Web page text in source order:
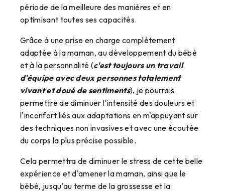
période de la meilleure des manières et en
optimisant toutes ses capacités.
Grâce à une prise en charge complètement
adaptée à la maman, au développement du bébé
et à la personnalité (c'est toujours un travail
d'équipe avec deux personnes totalement
vivant et doué de sentiments), je pourrais
permettre de diminuer l'intensité des douleurs et
l'inconfort liés aux adaptations en m'appuyant sur
des techniques non invasives et avec une écoutée
du corps la plus précise possible.
Cela permettra de diminuer le stress de cette belle
expérience et d'amener la maman, ainsi que le
bébé, jusqu'au terme de la grossesse et la